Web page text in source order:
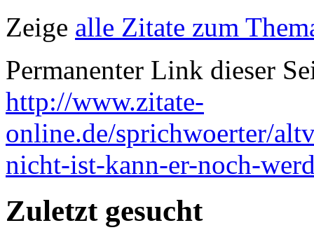
Zeige alle Zitate zum
Permanenter Link dieser
http://www.zitate-
online.de/sprichwoerter/
nicht-ist-kann-er-noch-
Zuletzt gesucht